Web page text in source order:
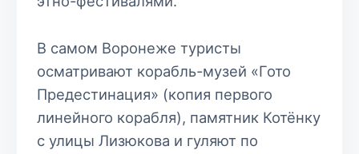
В самом Воронеже туристы
осматривают корабль-музей «Гото
Предестинация» (копия первого
линейного корабля), памятник Котёнку
с улицы Лизюкова и гуляют по